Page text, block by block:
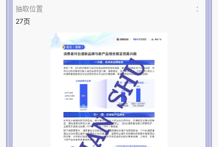
抽取位置
：
27页